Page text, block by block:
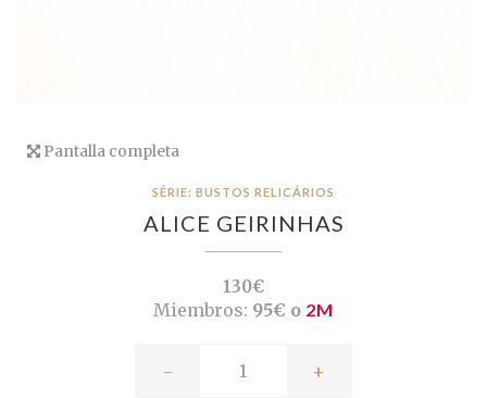
Pantalla completa
SÉRIE: BUSTOS RELICÁRIOS
ALICE GEIRINHAS
130€
Miembros: 95€ o 2M
- +